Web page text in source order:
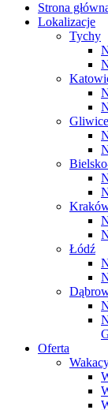
Strona
Lokalizacje
Tychy
Gliwice
Łódź
Oferta